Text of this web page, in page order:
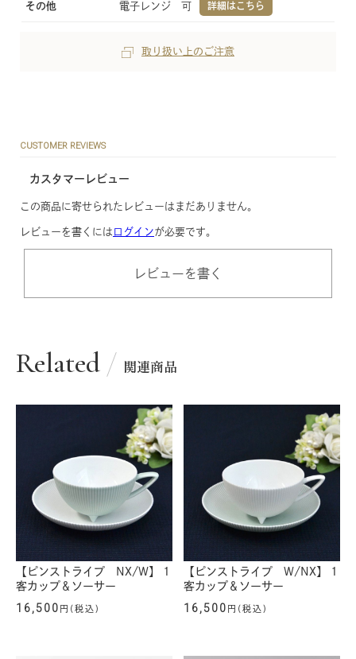
その他 電子レンジ 可 詳細はこちら
取り扱い上のご注意
CUSTOMER REVIEWS
カスタマーレビュー
この商品に寄せられたレビューはまだありません。
レビューを書くには ログインが必要です。
レビューを書く
Related 関連商品
【ピンストライプ NX/W】 1
客カップ＆ソーサー
16,500 円(税込)
【ピンストライプ W/NX】 1
客カップ＆ソーサー
16,500 円(税込)